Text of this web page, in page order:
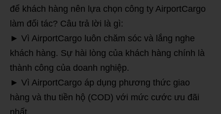
để khách hàng nên lựa chọn công ty AirportCargo
làm đối tác? Câu trả lời là gì:
► Vì AirportCargo luôn chăm sóc và lắng nghe
khách hàng. Sự hài lòng của khách hàng chính là
thành công của doanh nghiệp.
► Vì AirportCargo áp dụng phương thức giao
hàng và thu tiền hộ (COD) với mức cước ưu đãi